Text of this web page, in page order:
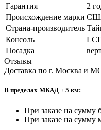
Гарантия
2
Происхождение марки
Страна-производитель
Консоль
Посадка
Отзывы
Доставка по г. Москва и
В пределах МКАД + 5 км:
При заказе на сумму
При заказе на сумму